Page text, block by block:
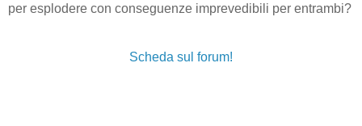
per esplodere con conseguenze imprevedibili per entrambi?
Scheda sul forum!